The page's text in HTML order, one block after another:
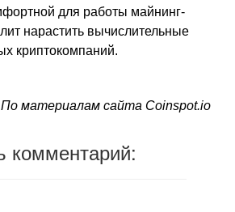
для работы майнинг-
нарастить вычислительные
криптокомпаний.
По материалам сайта Coinspot.io
комментарий: